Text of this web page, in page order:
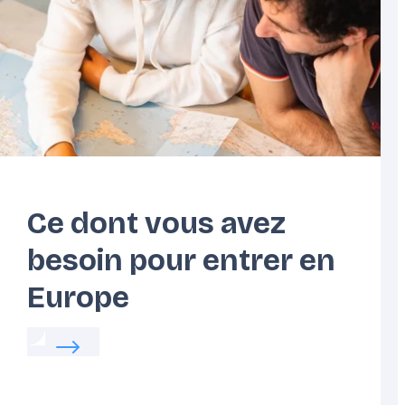
Côte
Atlantique
Europe
Centrale
vie quotidienne en Europe
Ce dont vous avez
besoin pour entrer en
Europe
Read more about: